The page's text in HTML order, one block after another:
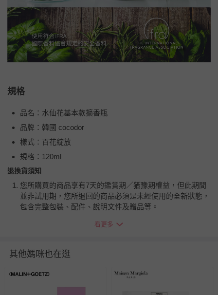
規格
品名：水仙花基本款擴香瓶
品牌：韓國 cocodor
樣式：百花綻放
規格：120ml
退換貨須知
您所購買的商品享有7天的鑑賞期／猶豫期權益，但此期間
並非試用期，您所退回的商品必須是未經使用的全新狀態，
包含完整包裝、配件、說明文件及贈品等。
退貨，您可至『查詢訂單』>『已出貨』中查詢該筆訂單，
至媽咪愛LINE@客服ID: @mamilove我們將依序為您處理
看更多
其他媽咪也在逛